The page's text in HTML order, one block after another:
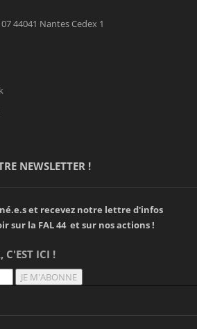
44041 Nantes Cedex 1
NEWSLETTER !
et recevez notre lettre d'infos
sur la FAL 44 et sur nos actions !
C'EST ICI !
JE M'ABONNE